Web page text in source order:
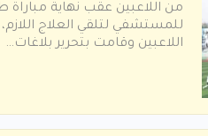
من اللاعبين عقب نهاية مباراة
للمستشفي لتلقي العلاج
اللاعبين وقامت بتحرير بلاغات…